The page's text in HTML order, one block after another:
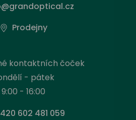
Prodejny
kontaktních čoček
- pátek
9:00 - 16:00
602 481 059